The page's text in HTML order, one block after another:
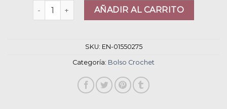
bolso crochet cantidadAÑADIR AL CARRITO
SKU: EN-01550275
Categoría: Bolso Crochet